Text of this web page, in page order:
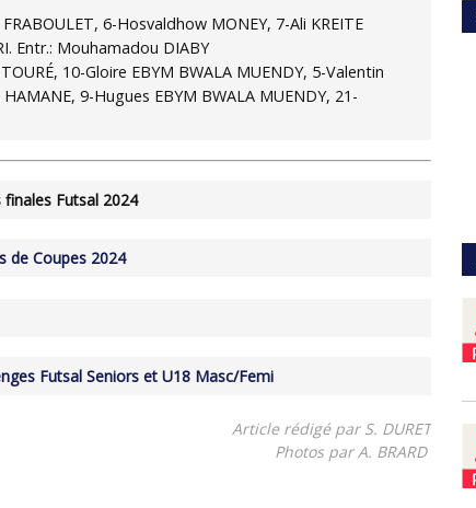
6-Hosvaldhow MONEY, 7-Ali KREITE
Entr.: Mouhamadou DIABY
10-Gloire EBYM BWALA MUENDY, 5-Valentin
9-Hugues EBYM BWALA MUENDY, 21-
finales Futsal 2024
de Coupes 2024
Futsal Seniors et U18 Masc/Femi
Article rédigé par S. DURET
Photos par A. BRARD